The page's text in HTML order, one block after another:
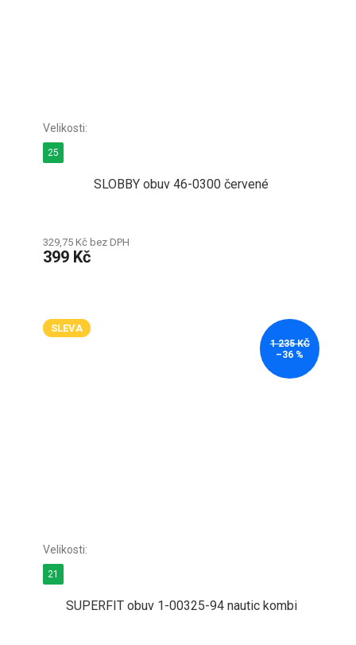
SLOBBY obuv 46-0300 červené
329,75 Kč bez DPH
399 Kč
25
SLEVA
1 235 KČ
–36 %
SUPERFIT obuv 1-00325-94 nautic kombi
21